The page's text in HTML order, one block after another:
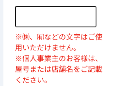
※㈱、㈲などの文字はご使
用いただけません。
※個人事業主のお客様は、
屋号または店舗名をご記載
ください。